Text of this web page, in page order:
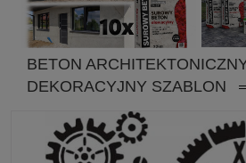
BETON
DEKORACYJNY SZABLON